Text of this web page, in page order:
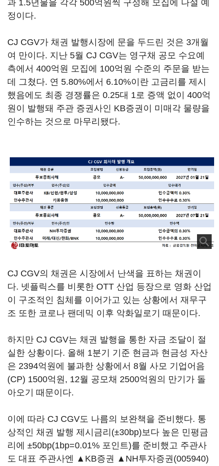
과 1.5년물을 각각 500억원씩 구성해 모집에 나설 예
정이다.
CJ CGV가 채권 발행시장에 문을 두드린 것은 3개월
여 만이다. 지난 5월 CJ CGV는 영구채 공모 수요예
측에서 400억원 모집에 100억원 수준의 주문을 받는
데 그쳤다. 연 5.80%에서 6.10%이란 고금리를 제시
했음에도 최종 경쟁률은 0.25대 1로 증액 없이 400억
원이 발행돼 주관 증권사인 KB증권이 미매각 물량을
인수하는 것으로 마무리됐다.
CJ CGV의 채권은 시장에서 난색을 표하는 채권이
다. 넷플릭스를 비롯한 OTT 산업 등장으로 영화 산업
이 구조적인 침체를 이어가고 있는 상황에서 재무구
조 또한 코로나 팬데믹 이후 악화일로기 때문이다.
하지만 CJ CGV는 채권 발행을 통한 자금 조달이 절
실한 상황이다. 올해 1분기 기준 현금과 현금성 자산
은 2394억원에 불과한 상황에서 8월 사모 기업어음
(CP) 1500억원, 12월 공모채 2500억원의 만기가 돌
아오기 때문이다.
이에 따라 CJ CGV도 나름의 보완책을 준비했다. 통
상적인 채권 발행 제시금리(±30bp)보다 높은 민평금
리에 ±50bp(1bp=0.01% 포인트)를 준비했고 주관사
도 대표 주관사엔 ▲KB증권 ▲ NH투자증권(005940)